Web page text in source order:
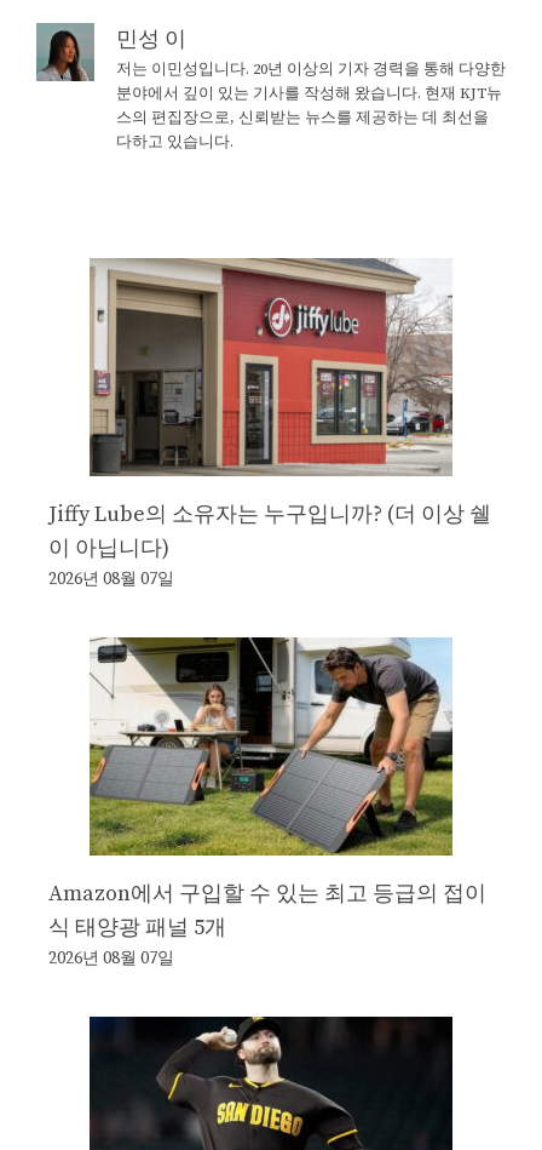
민성 이
저는 이민성입니다. 20년 이상의 기자 경력을 통해 다양한
분야에서 깊이 있는 기사를 작성해 왔습니다. 현재 KJT뉴
스의 편집장으로, 신뢰받는 뉴스를 제공하는 데 최선을
다하고 있습니다.
Jiffy Lube의 소유자는 누구입니까? (더 이상 쉘
이 아닙니다)
2026년 08월 07일
Amazon에서 구입할 수 있는 최고 등급의 접이
식 태양광 패널 5개
2026년 08월 07일